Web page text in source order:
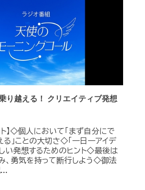
り越える！ クリエイティブ発想
ト】◇個人において「まず自分にで
る」ことの大切さ◇「一日一アイデ
しい発想するためのヒント◇最後は
み、勇気を持って断行しよう◇御法